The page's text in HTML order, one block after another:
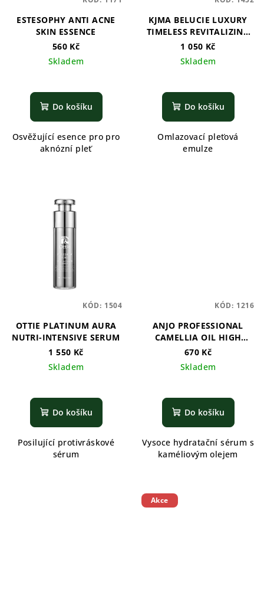
ESTESOPHY ANTI ACNE
SKIN ESSENCE
560 Kč
Skladem
Do košíku
Osvěžující esence pro pro
aknózní pleť
KJMA BELUCIE LUXURY
TIMELESS REVITALIZING
EMULSION
1 050 Kč
Skladem
Do košíku
Omlazovací pleťová
emulze
OTTIE PLATINUM AURA
NUTRI-INTENSIVE SERUM
1 550 Kč
Skladem
Do košíku
Posilující protivráskové
sérum
KÓD: 1504
ANJO PROFESSIONAL
CAMELLIA OIL HIGH
MOIST SERUM ESSENCE
670 Kč
Skladem
Do košíku
Vysoce hydratační sérum s
kaméliovým olejem
KÓD: 1216
Akce